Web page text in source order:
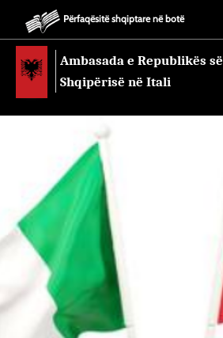
Përfaqësitë shqiptare në botë
Ambasada e Republikës së
Shqipërisë në Itali